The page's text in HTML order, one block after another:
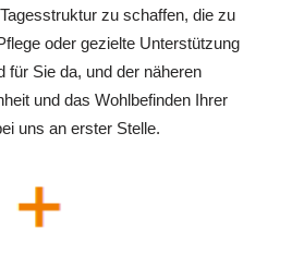
zu schaffen, die zu
oder gezielte Unterstützung
für Sie da, und der näheren
und das Wohlbefinden Ihrer
uns an erster Stelle.